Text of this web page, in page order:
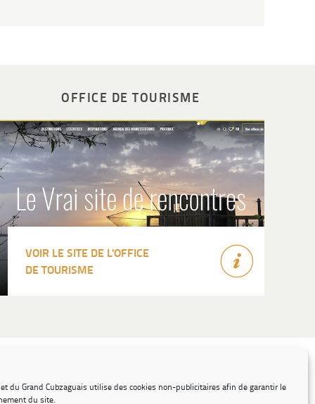
du Grand Cubzaguais utilise des cookies non-publicitaires afin de garantir le
du site.
OFFICE DE TOURISME
VOIR LE SITE DE L'OFFICE
DE TOURISME
CHARTE GRAPHIQUE